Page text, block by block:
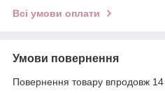
Всі умови оплати
Умови повернення
Повернення товару впродовж 14